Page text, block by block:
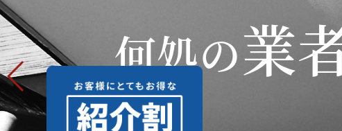
何処の業